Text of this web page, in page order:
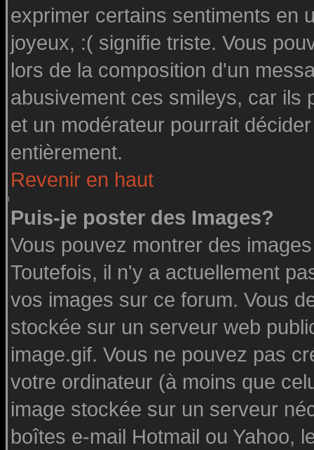
exprimer certains sentiments en
joyeux, :( signifie triste. Vous
lors de la composition d'un
abusivement ces smileys, car ils
et un modérateur pourrait
entièrement.
Revenir en haut
Puis-je poster des Images?
Vous pouvez montrer des
Toutefois, il n'y a actuellement
vos images sur ce forum. Vous
stockée sur un serveur web
image.gif. Vous ne pouvez pas
votre ordinateur (à moins que
image stockée sur un serveur
boîtes e-mail Hotmail ou Yahoo,